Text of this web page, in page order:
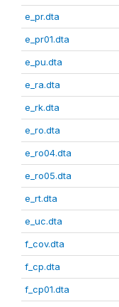
e_pr.dta
e_pr01.dta
e_pu.dta
e_ra.dta
e_rk.dta
e_ro.dta
e_ro04.dta
e_ro05.dta
e_rt.dta
e_uc.dta
f_cov.dta
f_cp.dta
f_cp01.dta